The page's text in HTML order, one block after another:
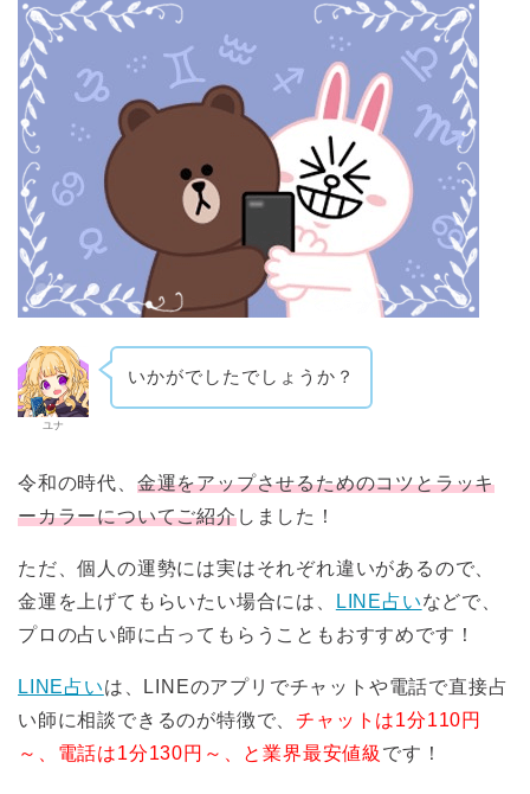
ユナ
いかがでしたでしょうか？
令和の時代、 金運をアップさせるためのコツとラッキ
ーカラーについてご紹介しました！
ただ、個人の運勢には実はそれぞれ違いがあるので、
金運を上げてもらいたい場合には、
LINE占いなどで、
プロの占い師に占ってもらうこともおすすめです！
LINE占いは、LINEのアプリでチャットや電話で直接占
い師に相談できるのが特徴で、チャットは1分110円
～、電話は1分130円～、と業界最安値級 です！